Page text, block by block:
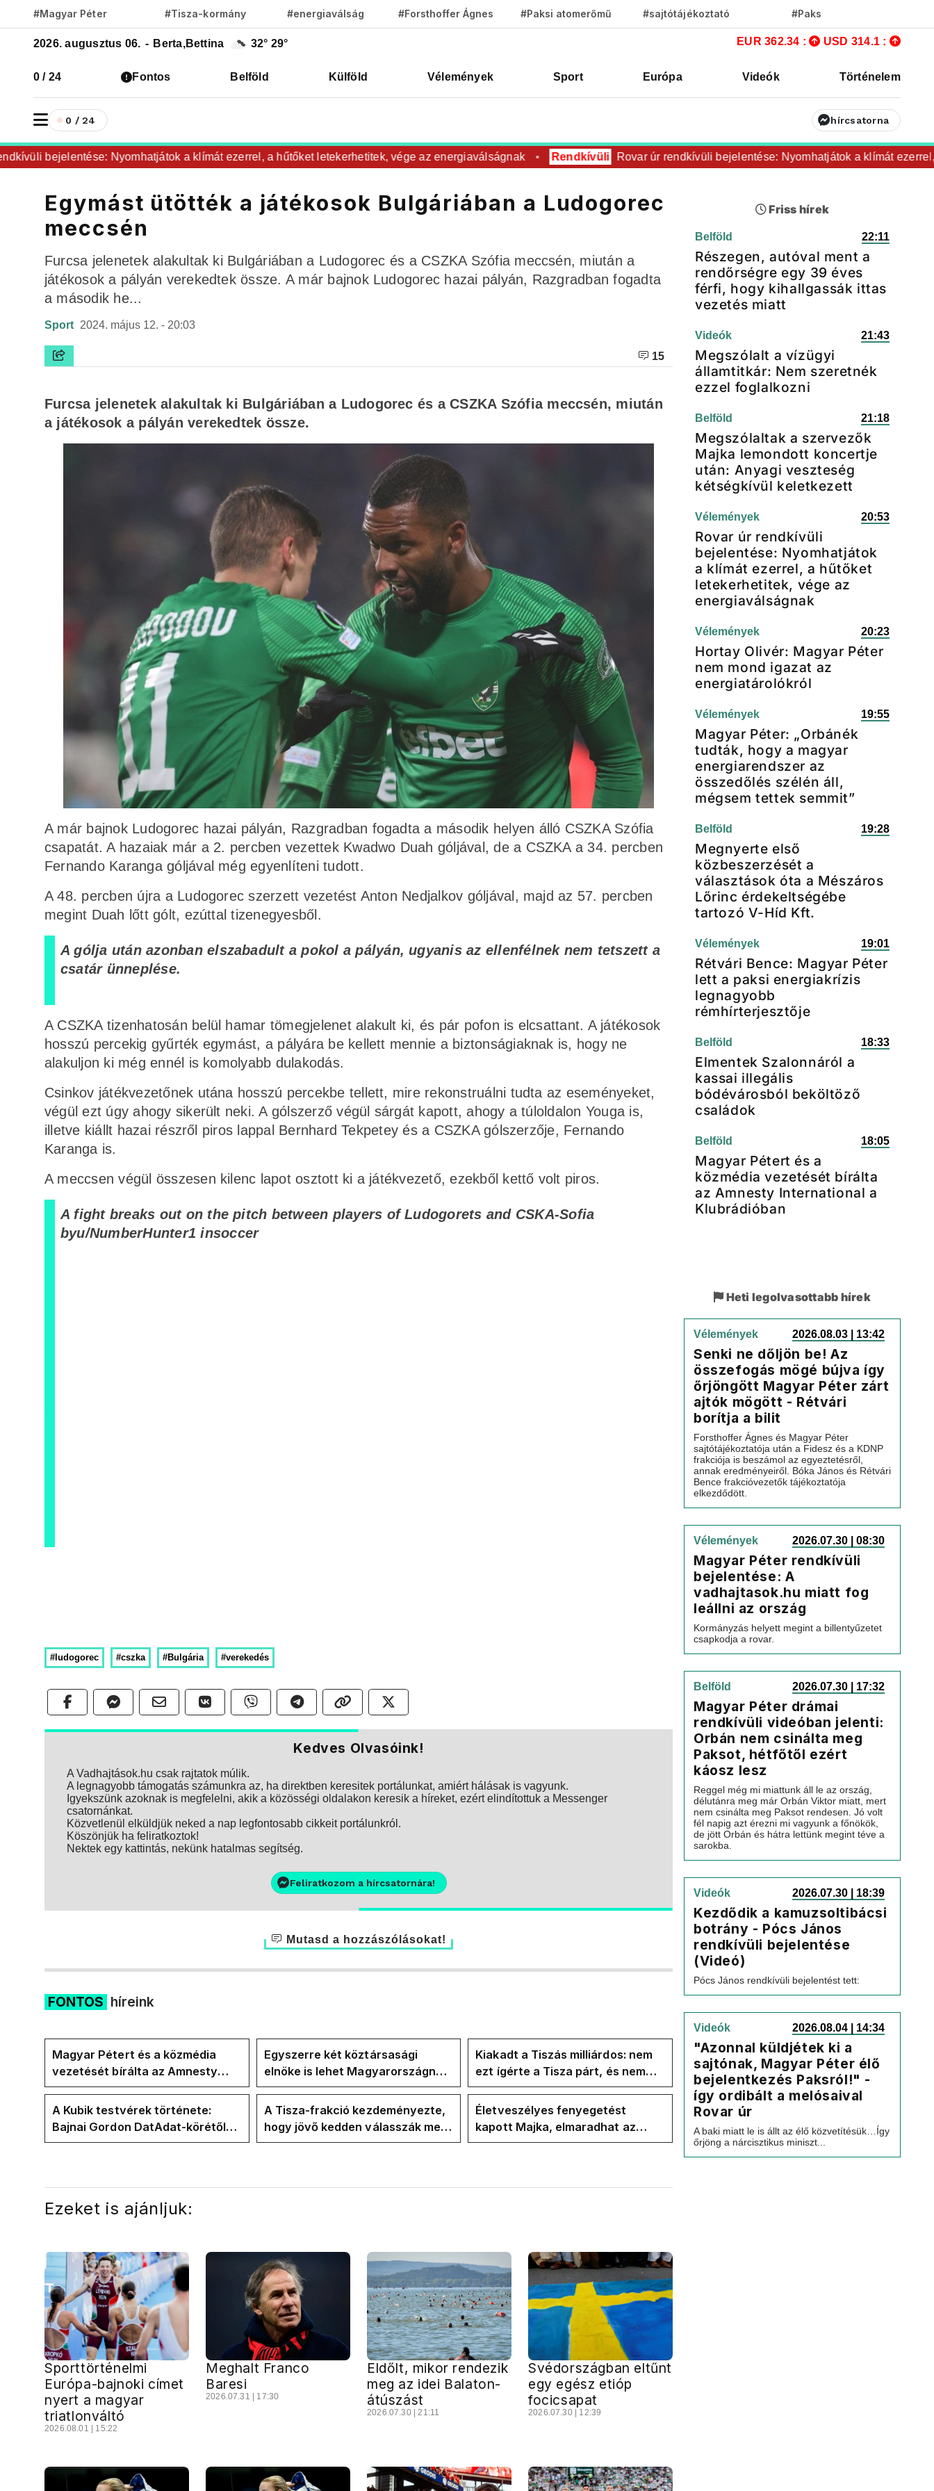
#Magyar Péter #Tisza-kormány #energiaválság #Forsthoffer Ágnes #Paksi atomerőmű #sajtótájékoztató #Paks
2026. augusztus 06. - Berta,Bettina 32° 29° EUR 362.34 : USD 314.1 :
0 / 24 Fontos Belföld Külföld Vélemények Sport Európa Videók Történelem
0 / 24 hírcsatorna
bejelentése: Nyomhatjátok a klímát ezerrel, a hűtőket letekerhetitek, vége az energiaválságnak Rendkívüli Rovar úr rendkívüli bejelentése: Nyomhatjátok a klímát ezerrel, a
Egymást ütötték a játékosok Bulgáriában a Ludogorec
meccsén
Furcsa jelenetek alakultak ki Bulgáriában a Ludogorec és a CSZKA Szófia meccsén, miután a
játékosok a pályán verekedtek össze. A már bajnok Ludogorec hazai pályán, Razgradban fogadta
a második he...
Sport 2024. május 12. - 20:03
15
Furcsa jelenetek alakultak ki Bulgáriában a Ludogorec és a CSZKA Szófia meccsén, miután
a játékosok a pályán verekedtek össze.
A már bajnok Ludogorec hazai pályán, Razgradban fogadta a második helyen álló CSZKA Szófia
csapatát. A hazaiak már a 2. percben vezettek Kwadwo Duah góljával, de a CSZKA a 34. percben
Fernando Karanga góljával még egyenlíteni tudott.
A 48. percben újra a Ludogorec szerzett vezetést Anton Nedjalkov góljával, majd az 57. percben
megint Duah lőtt gólt, ezúttal tizenegyesből.
A gólja után azonban elszabadult a pokol a pályán, ugyanis az ellenfélnek nem tetszett a
csatár ünneplése.
A CSZKA tizenhatosán belül hamar tömegjelenet alakult ki, és pár pofon is elcsattant. A játékosok
hosszú percekig gyűrték egymást, a pályára be kellett mennie a biztonságiaknak is, hogy ne
alakuljon ki még ennél is komolyabb dulakodás.
Csinkov játékvezetőnek utána hosszú percekbe tellett, mire rekonstruálni tudta az eseményeket,
végül ezt úgy ahogy sikerült neki. A gólszerző végül sárgát kapott, ahogy a túloldalon Youga is,
illetve kiállt hazai részről piros lappal Bernhard Tekpetey és a CSZKA gólszerzője, Fernando
Karanga is.
A meccsen végül összesen kilenc lapot osztott ki a játékvezető, ezekből kettő volt piros.
A fight breaks out on the pitch between players of Ludogorets and CSKA-Sofia
byu/NumberHunter1 insoccer
#ludogorec #cszka #Bulgária #verekedés
Kedves Olvasóink!
A Vadhajtások.hu csak rajtatok múlik.
A legnagyobb támogatás számunkra az, ha direktben keresitek portálunkat, amiért hálásak is vagyunk.
Igyekszünk azoknak is megfelelni, akik a közösségi oldalakon keresik a híreket, ezért elindítottuk a Messenger
csatornánkat.
Közvetlenül elküldjük neked a nap legfontosabb cikkeit portálunkról.
Köszönjük ha feliratkoztok!
Nektek egy kattintás, nekünk hatalmas segítség.
Feliratkozom a hírcsatornára!
Mutasd a hozzászólásokat!
FONTOS híreink
Magyar Pétert és a közmédia
vezetését bírálta az Amnesty
International a Klubrádióban
Egyszerre két köztársasági
elnöke is lehet Magyarországnak
jövő hétre
Kiakadt a Tiszás milliárdos: nem
ezt ígérte a Tisza párt, és nem
ezt ígérte Magyar Péter a
kampányban
A Kubik testvérek története:
Bajnai Gordon DatAdat-körétől
az ECDA-n át Magyar Péter
A Tisza-frakció kezdeményezte,
hogy jövő kedden válasszák meg
az új köztársasági elnököt
Életveszélyes fenyegetést
kapott Majka, elmaradhat az
erdélyi koncertje
Ezeket is ajánljuk:
Sporttörténelmi
Európa-bajnoki címet
nyert a magyar
triatlonváltó
2026.08.01 | 15:22
Meghalt Franco
Baresi
2026.07.31 | 17:30
Eldőlt, mikor rendezik
meg az idei Balaton-
átúszást
2026.07.30 | 21:11
Svédországban eltűnt
egy egész etióp
focicsapat
2026.07.30 | 12:39
Friss hírek
Belföld 22:11
Részegen, autóval ment a
rendőrségre egy 39 éves
férfi, hogy kihallgassák ittas
vezetés miatt
Videók 21:43
Megszólalt a vízügyi
államtitkár: Nem szeretnék
ezzel foglalkozni
Belföld 21:18
Megszólaltak a szervezők
Majka lemondott koncertje
után: Anyagi veszteség
kétségkívül keletkezett
Vélemények 20:53
Rovar úr rendkívüli
bejelentése: Nyomhatjátok
a klímát ezerrel, a hűtőket
letekerhetitek, vége az
energiaválságnak
Vélemények 20:23
Hortay Olivér: Magyar Péter
nem mond igazat az
energiatárolókról
Vélemények 19:55
Magyar Péter: „Orbánék
tudták, hogy a magyar
energiarendszer az
összedőlés szélén áll,
mégsem tettek semmit”
Belföld 19:28
Megnyerte első
közbeszerzését a
választások óta a Mészáros
Lőrinc érdekeltségébe
tartozó V-Híd Kft.
Vélemények 19:01
Rétvári Bence: Magyar Péter
lett a paksi energiakrízis
legnagyobb
rémhírterjesztője
Belföld 18:33
Elmentek Szalonnáról a
kassai illegális
bódévárosból beköltöző
családok
Belföld 18:05
Magyar Pétert és a
közmédia vezetését bírálta
az Amnesty International a
Klubrádióban
Heti legolvasottabb hírek
Vélemények 2026.08.03 | 13:42
Senki ne dőljön be! Az
összefogás mögé bújva így
őrjöngött Magyar Péter zárt
ajtók mögött - Rétvári
borítja a bilit
Forsthoffer Ágnes és Magyar Péter
sajtótájékoztatója után a Fidesz és a KDNP
frakciója is beszámol az egyeztetésről,
annak eredményeiről. Bóka János és Rétvári
Bence frakcióvezetők tájékoztatója
elkezdődött.
Vélemények 2026.07.30 | 08:30
Magyar Péter rendkívüli
bejelentése: A
vadhajtasok.hu miatt fog
leállni az ország
Kormányzás helyett megint a billentyűzetet
csapkodja a rovar.
Belföld 2026.07.30 | 17:32
Magyar Péter drámai
rendkívüli videóban jelenti:
Orbán nem csinálta meg
Paksot, hétfőtől ezért
káosz lesz
Reggel még mi miattunk áll le az ország,
délutánra meg már Orbán Viktor miatt, mert
nem csinálta meg Paksot rendesen. Jó volt
fél napig azt érezni mi vagyunk a főnökök,
de jött Orbán és hátra lettünk megint téve a
sarokba.
Videók 2026.07.30 | 18:39
Kezdődik a kamuzsoltibácsi
botrány - Pócs János
rendkívüli bejelentése
(Videó)
Pócs János rendkívüli bejelentést tett:
Videók 2026.08.04 | 14:34
"Azonnal küldjétek ki a
sajtónak, Magyar Péter élő
bejelentkezés Paksról!" -
így ordibált a melósaival
Rovar úr
A baki miatt le is állt az élő közvetítésük…Így
őrjöng a nárcisztikus miniszt...